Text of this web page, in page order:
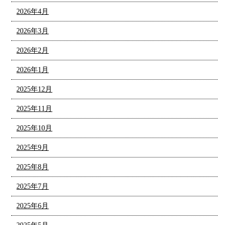
2026年4月
2026年3月
2026年2月
2026年1月
2025年12月
2025年11月
2025年10月
2025年9月
2025年8月
2025年7月
2025年6月